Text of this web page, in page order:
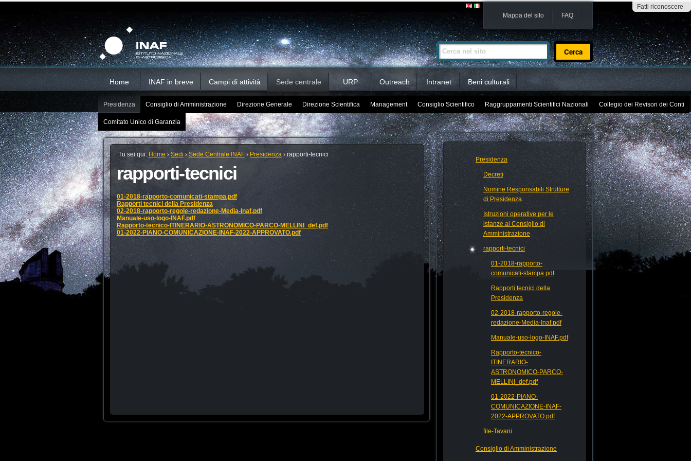
Fatti riconoscere
contenuti.
Salta
alla
navigazione
Mappa del sito FAQ
Cerca nel sito
Ricerca
avanzata…
Home INAF in breve Campi di attività Sede centrale URP Outreach Intranet Beni culturali
Presidenza Consiglio di Amministrazione Direzione Generale Direzione Scientifica Management Consiglio Scientifico Raggruppamenti Scientifici Nazionali Collegio dei Revisori dei Conti
Comitato Unico di Garanzia
Tu sei qui: Home › Sedi › Sede Centrale INAF › Presidenza › rapporti-tecnici
rapporti-tecnici
01-2018-rapporto-comunicati-stampa.pdf
Rapporti tecnici della Presidenza
02-2018-rapporto-regole-redazione-Media-Inaf.pdf
Manuale-uso-logo-INAF.pdf
Rapporto-tecnico-ITINERARIO-ASTRONOMICO-PARCO-MELLINI_def.pdf
01-2022-PIANO-COMUNICAZIONE-INAF-2022-APPROVATO.pdf
Presidenza
Decreti
Nomine Responsabili Strutture
di Presidenza
Istruzioni operative per le
istanze al Consiglio di
Amministrazione
rapporti-tecnici
01-2018-rapporto-
comunicati-stampa.pdf
Rapporti tecnici della
Presidenza
02-2018-rapporto-regole-
redazione-Media-Inaf.pdf
Manuale-uso-logo-INAF.pdf
Rapporto-tecnico-
ITINERARIO-
ASTRONOMICO-PARCO-
MELLINI_def.pdf
01-2022-PIANO-
COMUNICAZIONE-INAF-
2022-APPROVATO.pdf
file-Tavani
Consiglio di Amministrazione